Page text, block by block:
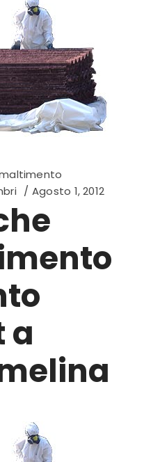
Agosto 1, 2012
a